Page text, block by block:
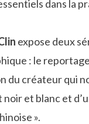
dans la
expose deux
: le reportage
du créateur qui
et blanc et
».